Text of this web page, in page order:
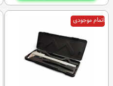
اتمام موجودی